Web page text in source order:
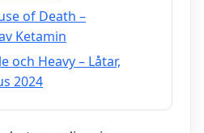
of Death –
Ketamin
och Heavy – Låtar,
2024